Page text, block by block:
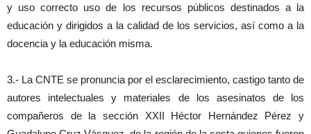
y uso correcto uso de los recursos públicos destinados a la
educación y dirigidos a la calidad de los servicios, así como a la
docencia y la educación misma.
3.- La CNTE se pronuncia por el esclarecimiento, castigo tanto de
autores intelectuales y materiales de los asesinatos de los
compañeros de la sección XXII Héctor Hernández Pérez y